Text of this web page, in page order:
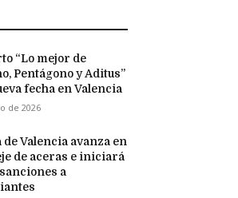
“Lo mejor de
Pentágono y Aditus”
fecha en Valencia
de 2026
de Valencia avanza en
de aceras e iniciará
a